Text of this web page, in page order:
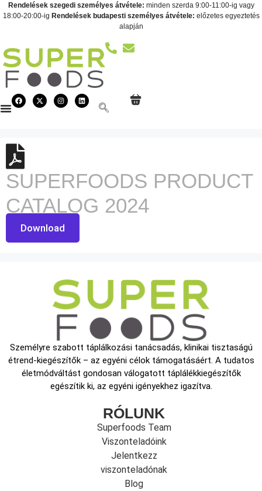
Rendelések szegedi személyes átvétele: minden szerda 9:00-11:00-ig vagy
18:00-20:00-ig Rendelések budapesti személyes átvétele: előzetes egyeztetés
alapján
SUPERFOODS PRODUCT
CATALOG 2024
Download
Személyre szabott táplálkozási tanácsadás, klinikai tisztaságú
étrend-kiegészítők – az egyéni célok támogatásáért. A tudatos
életmódváltást gondosan válogatott táplálékkiegészítők
egészítik ki, az egyéni igényekhez igazítva.
RÓLUNK
Superfoods Team
Viszonteladóink
Jelentkezz
viszonteladónak
Blog